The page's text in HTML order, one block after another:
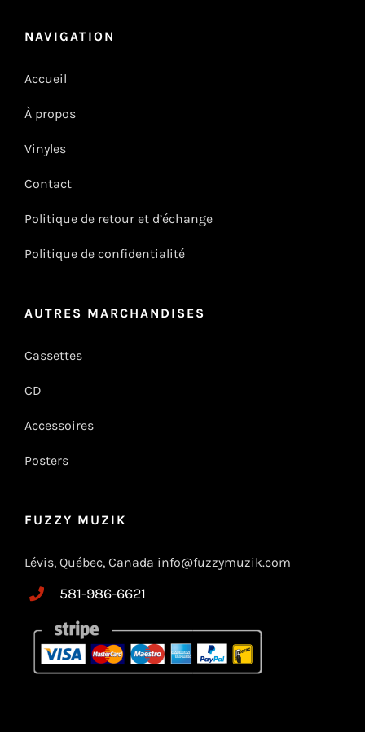
NAVIGATION
Accueil
À propos
Vinyles
Contact
Politique de retour et d’échange
Politique de confidentialité
AUTRES MARCHANDISES
Cassettes
CD
Accessoires
Posters
FUZZY MUZIK
Lévis, Québec, Canada info@fuzzymuzik.com
581-986-6621